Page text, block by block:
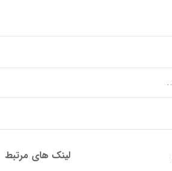
لینک های مرتبط